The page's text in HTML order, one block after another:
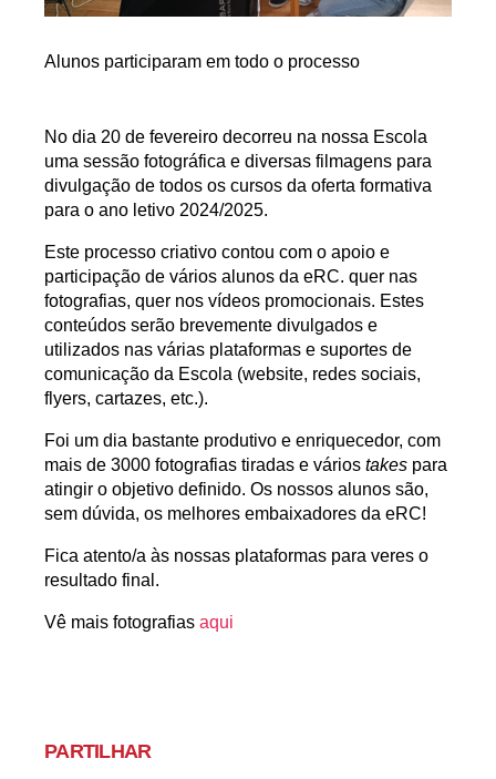
Alunos participaram em todo o processo
No dia 20 de fevereiro decorreu na nossa Escola
uma sessão fotográfica e diversas filmagens para
divulgação de todos os cursos da oferta formativa
para o ano letivo 2024/2025.
Este processo criativo contou com o apoio e
participação de vários alunos da eRC. quer nas
fotografias, quer nos vídeos promocionais. Estes
conteúdos serão brevemente divulgados e
utilizados nas várias plataformas e suportes de
comunicação da Escola (website, redes sociais,
flyers, cartazes, etc.).
Foi um dia bastante produtivo e enriquecedor, com
mais de 3000 fotografias tiradas e vários takes para
atingir o objetivo definido. Os nossos alunos são,
sem dúvida, os melhores embaixadores da eRC!
Fica atento/a às nossas plataformas para veres o
resultado final.
Vê mais fotografias aqui
PARTILHAR